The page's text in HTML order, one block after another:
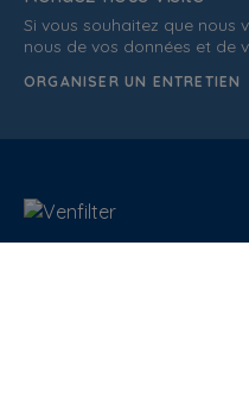
Si vous souhaitez que nous
nous de vos données et de
ORGANISER UN ENTRETIEN